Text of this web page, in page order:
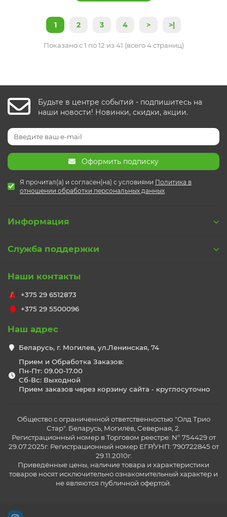
1 2 3 4 > >|
Показано с 1 по 12 из 41 (всего 4 страниц)
Будьте в центре событий - подпишитесь на
наши новости! Новинки, скидки, акции.
Оформить подписку
Я прочитал(а) и согласен(на) с условиями Политика в
отношении обработки персональных данных
Информация
Служба поддержки
Наши контакты
+375 29 6512873
+375 29 5500096
Наш адрес
Беларусь, г. Могилев, ул.Ленинская, 74
Прием и Обработка Заказов:
Пн-Пт: 09.00-17.00
Сб-Вс: Выходной
Прием заказов через корзину сайта - круглосуточно
Общество с ограниченной ответственностью "Олд Трио
Стар". Беларусь, Могилёв, Северная, 2.
Регистрационный номер в Торговом реестре: N° 754429 от
29.07.2025г. Регистрационный номер ЕГР/УНП: 790722845 от
29.11.2010г.
Приведённые цены, наличие товара и характеристики
товаров носят исключительно ознакомительный характер и
не являются публичной офертой.